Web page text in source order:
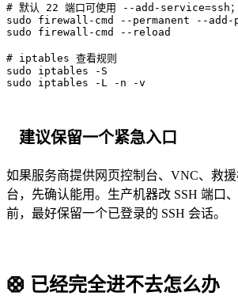
# 默认 22 端口可使用 --add-service=ssh；自
sudo firewall-cmd --permanent --add-
sudo firewall-cmd --reload
# iptables 查看规则
sudo iptables -S
sudo iptables -L -n -v
建议保留一个紧急入口
如果服务商提供网页控制台、VNC、救援
台，先确认能用。生产机器改 SSH 端口
前，最好保留一个已登录的 SSH 会话。
🛟 已经完全进不去怎么办